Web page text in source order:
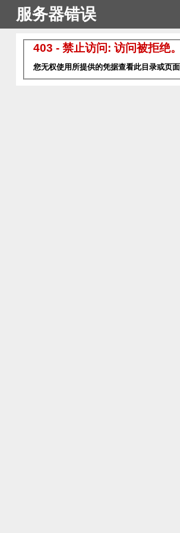
服务器错误
403 - 禁止访问: 访问被拒绝。
您无权使用所提供的凭据查看此目录或页面